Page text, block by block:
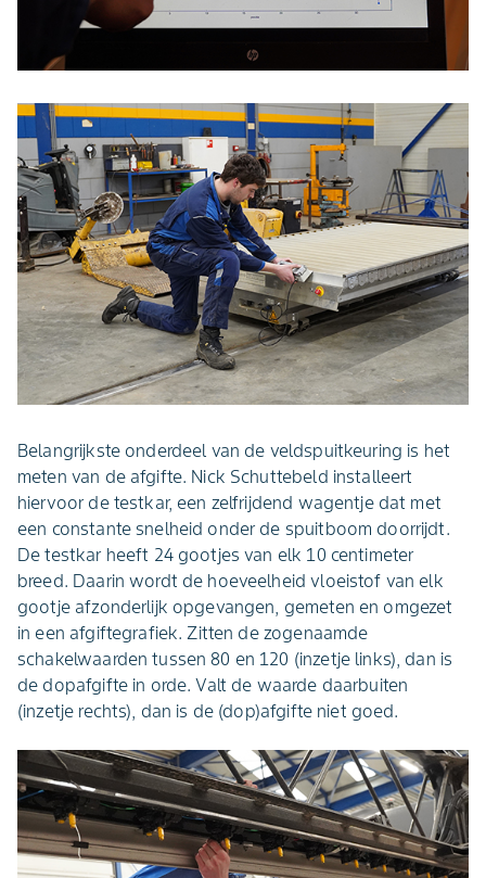
Belangrijkste onderdeel van de veldspuitkeuring is het
meten van de afgifte. Nick Schuttebeld installeert
hiervoor de testkar, een zelfrijdend wagentje dat met
een constante snelheid onder de spuitboom doorrijdt.
De testkar heeft 24 gootjes van elk 10 centimeter
breed. Daarin wordt de hoeveelheid vloeistof van elk
gootje afzonderlijk opgevangen, gemeten en omgezet
in een afgiftegrafiek. Zitten de zogenaamde
schakelwaarden tussen 80 en 120 (inzetje links), dan is
de dopafgifte in orde. Valt de waarde daarbuiten
(inzetje rechts), dan is de (dop)afgifte niet goed.